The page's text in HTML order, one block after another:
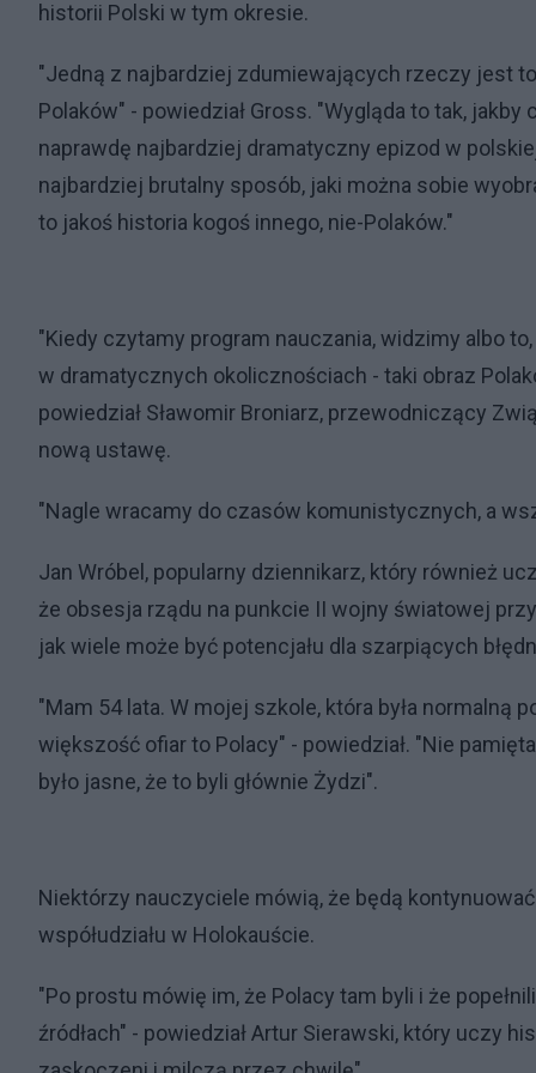
historii Polski w tym okresie.
"Jedną z najbardziej zdumiewających rzeczy jest
Polaków" - powiedział Gross. "Wygląda to tak,
naprawdę najbardziej dramatyczny epizod w
najbardziej brutalny sposób, jaki można sobie
to jakoś historia kogoś innego, nie-Polaków."
"Kiedy czytamy program nauczania, widzimy albo
w dramatycznych okolicznościach - taki obraz
powiedział Sławomir Broniarz, przewodniczący
nową ustawę.
"Nagle wracamy do czasów komunistycznych, a
Jan Wróbel, popularny dziennikarz, który również
że obsesja rządu na punkcie II wojny światowej
jak wiele może być potencjału dla szarpiących
"Mam 54 lata. W mojej szkole, która była normalną
większość ofiar to Polacy" - powiedział. "Nie
było jasne, że to byli głównie Żydzi".
Niektórzy nauczyciele mówią, że będą
współudziału w Holokauście.
"Po prostu mówię im, że Polacy tam byli i że
źródłach" - powiedział Artur Sierawski, który uczy